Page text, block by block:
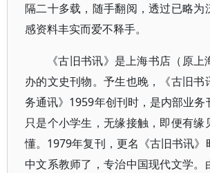
隔二十多载，随手翻阅，透过已略为
感资料丰实而爱不释手。
《古旧书讯》是上海书店（原
办的文史刊物。予生也晚，《古旧书
务通讯》1959年创刊时，是内部业务
只是个小学生，无缘接触，即便有缘
懂。1979年复刊，更名《古旧书讯》
中文系教师了，专治中国现代文学。